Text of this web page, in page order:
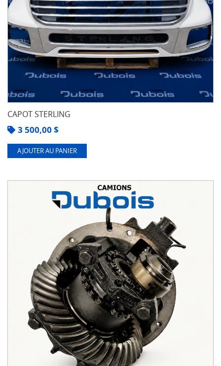
CAPOT STERLING
3 500,00 $
AJOUTER AU PANIER